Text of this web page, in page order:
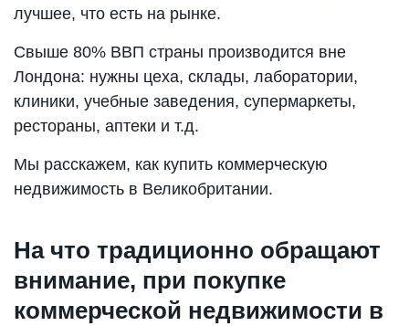
лучшее, что есть на рынке.
Свыше 80% ВВП страны производится вне
Лондона: нужны цеха, склады, лаборатории,
клиники, учебные заведения, супермаркеты,
рестораны, аптеки и т.д.
Мы расскажем, как купить коммерческую
недвижимость в Великобритании.
На что традиционно обращают
внимание, при покупке
коммерческой недвижимости в